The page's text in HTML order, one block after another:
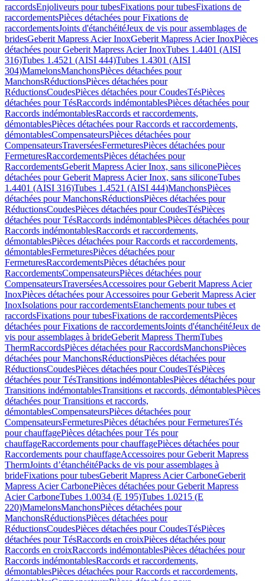
raccordsEnjoliveurs pour tubesFixations pour tubesFixations de
raccordementsPièces détachées pour Fixations de
raccordementsJoints d'étanchéitéJeux de vis pour assemblages de
bridesGeberit Mapress Acier InoxGeberit Mapress Acier InoxPièces
détachées pour Geberit Mapress Acier InoxTubes 1.4401 (AISI
316)Tubes 1.4521 (AISI 444)Tubes 1.4301 (AISI
304)MamelonsManchonsPièces détachées pour
ManchonsRéductionsPièces détachées pour
RéductionsCoudesPièces détachées pour CoudesTésPièces
détachées pour TésRaccords indémontablesPièces détachées pour
Raccords indémontablesRaccords et raccordements,
démontablesPièces détachées pour Raccords et raccordements,
démontablesCompensateursPièces détachées pour
CompensateursTraverséesFermeturesPièces détachées pour
FermeturesRaccordementsPièces détachées pour
RaccordementsGeberit Mapress Acier Inox, sans siliconePièces
détachées pour Geberit Mapress Acier Inox, sans siliconeTubes
1.4401 (AISI 316)Tubes 1.4521 (AISI 444)ManchonsPièces
détachées pour ManchonsRéductionsPièces détachées pour
RéductionsCoudesPièces détachées pour CoudesTésPièces
détachées pour TésRaccords indémontablesPièces détachées pour
Raccords indémontablesRaccords et raccordements,
démontablesPièces détachées pour Raccords et raccordements,
démontablesFermeturesPièces détachées pour
FermeturesRaccordementsPièces détachées pour
RaccordementsCompensateursPièces détachées pour
CompensateursTraverséesAccessoires pour Geberit Mapress Acier
InoxPièces détachées pour Accessoires pour Geberit Mapress Acier
InoxIsolations pour raccordementsEtanchements pour tubes et
raccordsFixations pour tubesFixations de raccordementsPièces
détachées pour Fixations de raccordementsJoints d'étanchéitéJeux de
vis pour assemblages à brideGeberit Mapress ThermTubes
ThermRaccordsPièces détachées pour RaccordsManchonsPièces
détachées pour ManchonsRéductionsPièces détachées pour
RéductionsCoudesPièces détachées pour CoudesTésPièces
détachées pour TésTransitions indémontablesPièces détachées pour
Transitions indémontablesTransitions et raccords, démontablesPièces
détachées pour Transitions et raccords,
démontablesCompensateursPièces détachées pour
CompensateursFermeturesPièces détachées pour FermeturesTés
pour chauffagePièces détachées pour Tés pour
chauffageRaccordements pour chauffagePièces détachées pour
Raccordements pour chauffageAccessoires pour Geberit Mapress
ThermJoints d’étanchéitéPacks de vis pour assemblages à
brideFixations pour tubesGeberit Mapress Acier CarboneGeberit
Mapress Acier CarbonePièces détachées pour Geberit Mapress
Acier CarboneTubes 1.0034 (E 195)Tubes 1.0215 (E
220)MamelonsManchonsPièces détachées pour
ManchonsRéductionsPièces détachées pour
RéductionsCoudesPièces détachées pour CoudesTésPièces
détachées pour TésRaccords en croixPièces détachées pour
Raccords en croixRaccords indémontablesPièces détachées pour
Raccords indémontablesRaccords et raccordements,
démontablesPièces détachées pour Raccords et raccordements,